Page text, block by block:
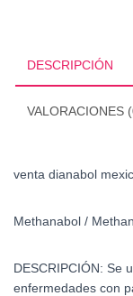
DESCRIPCIÓN
VALORACIONES
venta dianabol
Methanabol /
DESCRIPCIÓN: Se
enfermedades con